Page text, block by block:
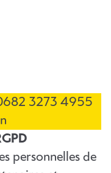
3273 4955
personnelles de